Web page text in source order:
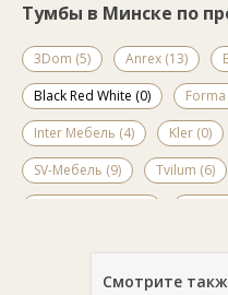
Тумбы в Минске по
3Dom (5) Anrex (13)
Black Red White (0)
Inter Мебель (4)
Kler (0)
SV-Мебель (9)
Tvilum (6)
Интерлиния (1)
КМК-
Смотрите